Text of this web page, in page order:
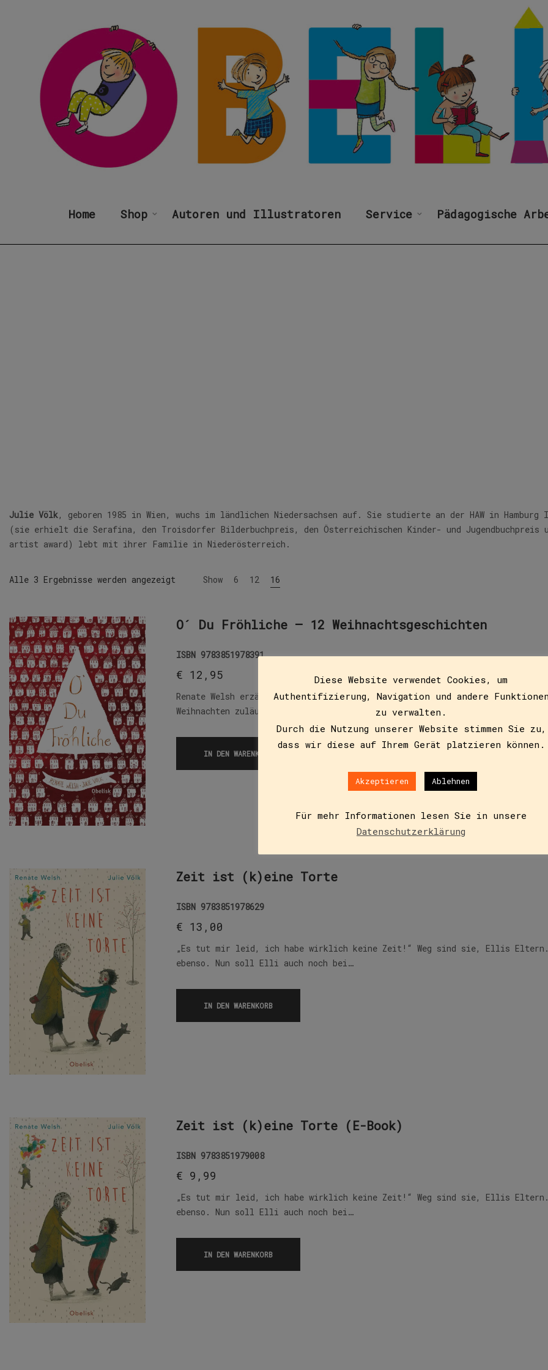
Home Shop Autoren und Illustratoren Service Pädagogische
Julie Völk, geboren 1985 in Wien, wuchs im ländlichen Niedersachsen auf. Sie studierte an der HAW in
(sie erhielt die Serafina, den Troisdorfer Bilderbuchpreis, den Österreichischen Kinder- und Jugendbuchpreis
artist award) lebt mit ihrer Familie in Niederösterreich.
Alle 3 Ergebnisse werden angezeigt Show 6 12 16
O´ Du Fröhliche – 12 Weihnachtsgeschichten
ISBN 9783851978391
€ 12,95
Renate Welsh erzählt Geschichten von Weihnachten: von Pfütze, der Katze,
Weihnachten zuläuft, von schrägem Trompetenklang statt
IN DEN WARENKORB
Zeit ist (k)eine Torte
ISBN 9783851978629
€ 13,00
„Es tut mir leid, ich habe wirklich keine Zeit!“ Weg sind sie, Ellis Eltern.
ebenso. Nun soll Elli auch noch bei…
IN DEN WARENKORB
Zeit ist (k)eine Torte (E-Book)
ISBN 9783851979008
€ 9,99
„Es tut mir leid, ich habe wirklich keine Zeit!“ Weg sind sie, Ellis Eltern.
ebenso. Nun soll Elli auch noch bei…
IN DEN WARENKORB
Diese Website verwendet Cookies, um
Authentifizierung, Navigation und andere Funktionen
zu verwalten.
Durch die Nutzung unserer Website stimmen Sie zu,
dass wir diese auf Ihrem Gerät platzieren können.
Akzeptieren Ablehnen
Für mehr Informationen lesen Sie in unsere
Datenschutzerklärung